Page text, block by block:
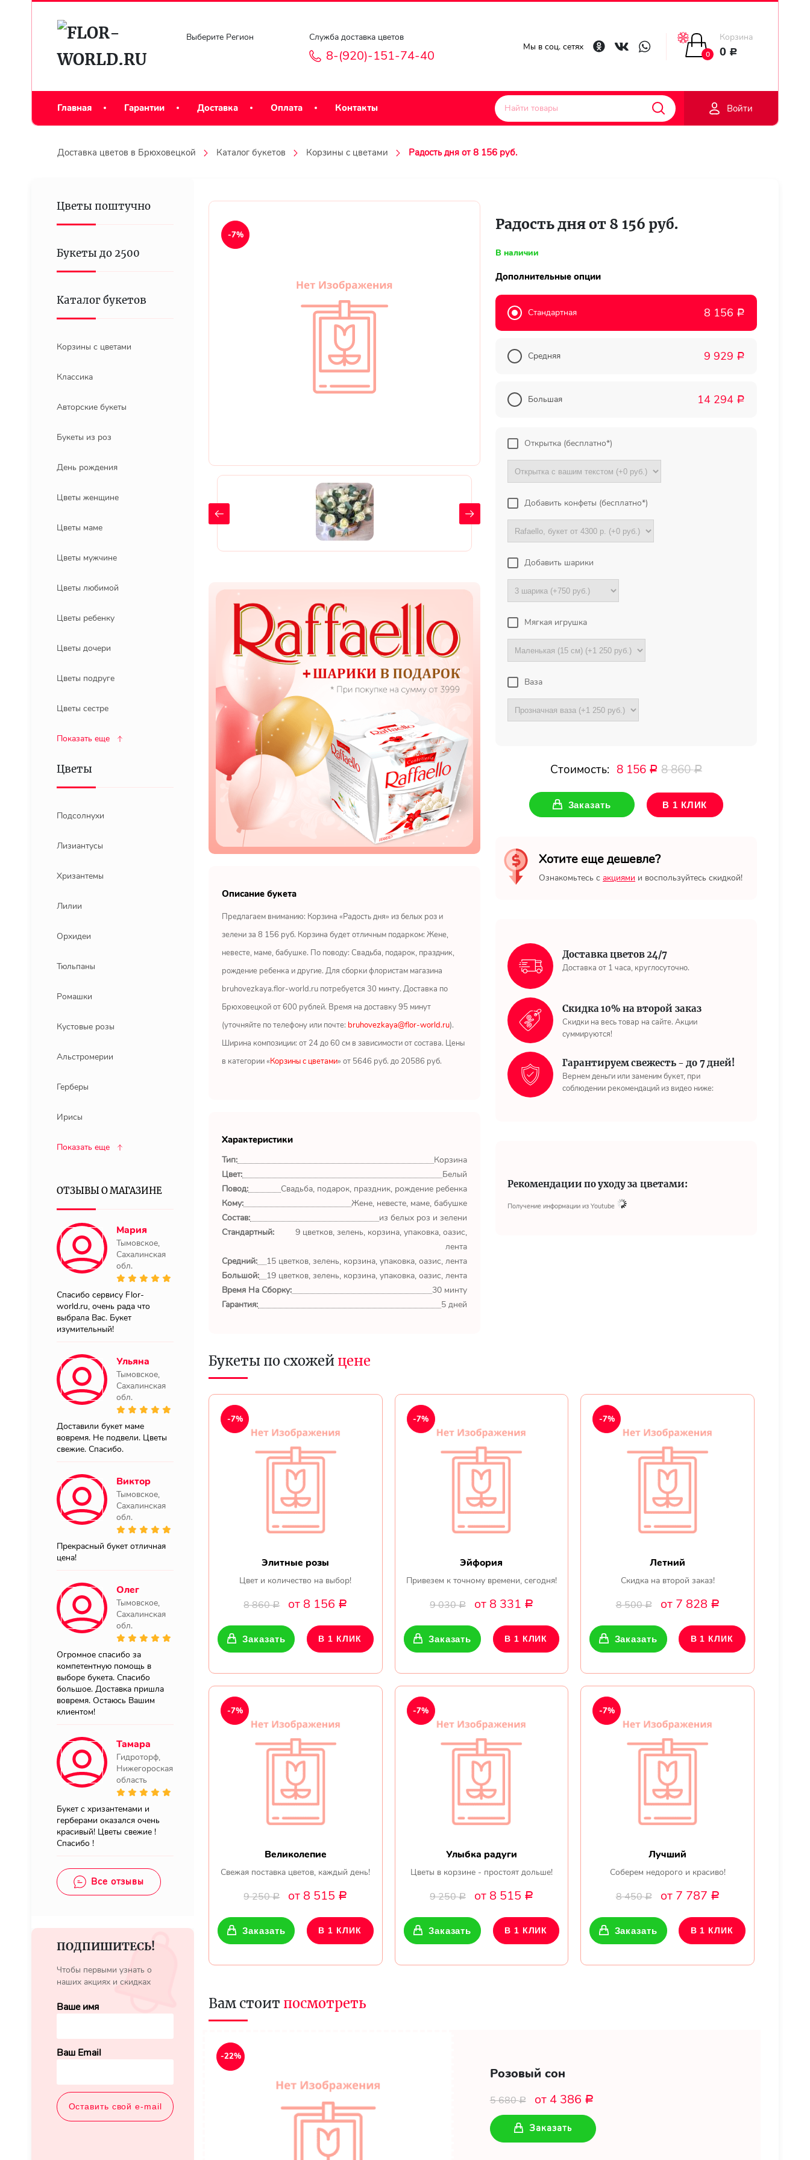
Доставка
Выберите Регион Служба доставка цветов
8-(920)-151-74-40
Мы в соц. сетях
0
Корзина
0 Р
Главная Гарантии Доставка Оплата Контакты Войти
Доставка цветов в Брюховецкой Каталог букетов Корзины с цветами Радость дня от 8 156 руб.
Цветы поштучно
Букеты до 2500
Каталог букетов
Корзины с цветами
Классика
Авторские букеты
Букеты из роз
День рождения
Цветы женщине
Цветы маме
Цветы мужчине
Цветы любимой
Цветы ребенку
Цветы дочери
Цветы подруге
Цветы сестре
Показать еще
Цветы
Подсолнухи
Лизиантусы
Хризантемы
Лилии
Орхидеи
Тюльпаны
Ромашки
Кустовые розы
Альстромерии
Герберы
Ирисы
Показать еще
ОТЗЫВЫ О МАГАЗИНЕ
Мария
Тымовское,
Сахалинская
обл.
Спасибо сервису Flor-
world.ru, очень рада что
выбрала Вас. Букет
изумительный!
Ульяна
Тымовское,
Сахалинская
обл.
Доставили букет маме
вовремя. Не подвели. Цветы
свежие. Спасибо.
Виктор
Тымовское,
Сахалинская
обл.
Прекрасный букет отличная
цена!
Олег
Тымовское,
Сахалинская
обл.
Огромное спасибо за
компетентную помощь в
выборе букета. Спасибо
большое. Доставка пришла
вовремя. Остаюсь Вашим
клиентом!
Тамара
Гидроторф,
Нижегороская
область
Букет с хризантемами и
герберами оказался очень
красивый! Цветы свежие !
Спасибо !
Все отзывы
ПОДПИШИТЕСЬ!
Чтобы первыми узнать о
наших акциях и скидках
Ваше имя
Ваш Email
-7%
Описание букета
Предлагаем вниманию: Корзина «Радость дня» из белых роз и
зелени за 8 156 руб. Корзина будет отличным подарком: Жене,
невесте, маме, бабушке. По поводу: Свадьба, подарок, праздник,
рождение ребенка и другие. Для сборки флористам магазина
bruhovezkaya.flor-world.ru потребуется 30 минту. Доставка по
Брюховецкой от 600 рублей. Время на доставку 95 минут
(уточняйте по телефону или почте: bruhovezkaya@flor-world.ru).
Ширина композиции: от 24 до 60 см в зависимости от состава. Цены
в категории «Корзины с цветами» от 5646 руб. до 20586 руб.
Характеристики
Тип:
Корзина
Цвет:
Белый
Повод:
Свадьба, подарок, праздник, рождение ребенка
Кому:
Жене, невесте, маме, бабушке
Состав:
из белых роз и зелени
Стандартный:
9 цветков, зелень, корзина, упаковка, оазис,
лента
Средний:
15 цветков, зелень, корзина, упаковка, оазис, лента
Большой:
19 цветков, зелень, корзина, упаковка, оазис, лента
Время На Сборку:
30 минту
Гарантия:
5 дней
Радость дня от 8 156 руб.
В наличии
Дополнительные опции
Стандартная 8 156 Р
Средняя 9 929 Р
Большая 14 294 Р
Открытка (бесплатно*)
Добавить конфеты (бесплатно*)
Добавить шарики
Мягкая игрушка
Ваза
Стоимость: 8 156 Р 8 860Р
Заказать В 1 КЛИК
Хотите еще дешевле?
Ознакомьтесь сакциями и воспользуйтесь скидкой!
Доставка цветов 24/7
Доставка от 1 часа, круглосуточно.
Скидка 10% на второй заказ
Скидки на весь товар на сайте. Акции
суммируются!
Гарантируем свежесть - до 7 дней!
Вернем деньги или заменим букет, при
соблюдении рекомендаций из видео ниже:
Рекомендации по уходу за цветами:
Получение информации из Youtube
Букеты по схожей цене
Элитные розы
Цвет и количество на выбор!
8 860Р от 8 156 Р
-7%
Заказать В 1 КЛИК
Эйфория
Привезем к точному времени, сегодня!
9 030Р от 8 331 Р
-7%
Заказать В 1 КЛИК
Летний
Скидка на второй заказ!
8 500Р от 7 828 Р
-7%
Заказать В 1 КЛИК
Великолепие
Свежая поставка цветов, каждый день!
9 250Р от 8 515 Р
-7%
Заказать В 1 КЛИК
Улыбка радуги
Цветы в корзине - простоят дольше!
9 250Р от 8 515 Р
-7%
Заказать В 1 КЛИК
Лучший
Соберем недорого и красиво!
8 450Р от 7 787 Р
-7%
Заказать В 1 КЛИК
Вам стоит посмотреть
-22%
Розовый сон
5 680Р от 4 386 Р
Заказать